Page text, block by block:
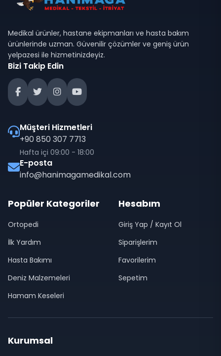
Medikal ürünler, hastane ekipmanları ve hasta bakım
ürünlerinde uzman. Güvenilir çözümler ve geniş ürün
yelpazesi ile hizmetinizdeyiz.
Bizi Takip Edin
Müşteri Hizmetleri
+90 850 307 7713
Hafta içi 09:00 - 18:00
E-posta
info@hanimagamedikal.com
Popüler Kategoriler
Ortopedi
İlk Yardım
Hasta Bakımı
Deniz Malzemeleri
Hamam Keseleri
Hesabım
Giriş Yap / Kayıt Ol
Siparişlerim
Favorilerim
Sepetim
Kurumsal